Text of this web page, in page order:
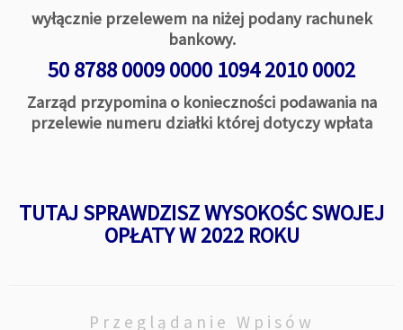
wyłącznie przelewem na niżej podany rachunek
bankowy.
50 8788 0009 0000 1094 2010 0002
Zarząd przypomina o konieczności podawania na
przelewie numeru działki której dotyczy wpłata
TUTAJ SPRAWDZISZ WYSOKOŚC SWOJEJ
OPŁATY W 2022 ROKU
Przeglądanie Wpisów